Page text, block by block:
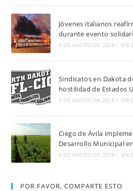
Jóvenes italianos
durante evento
5 DE AGOSTO DE 2026 / SIN
Sindicatos en Dakota
hostilidad de Estados
5 DE AGOSTO DE 2026 / SIN
Ciego de Ávila
Desarrollo Municipal
5 DE AGOSTO DE 2026 / SIN
POR FAVOR, COMPARTE ESTO